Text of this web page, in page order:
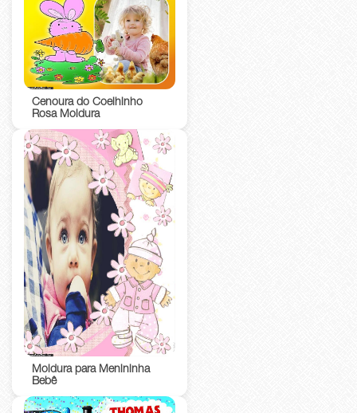
Cenoura do Coelhinho
Rosa Moldura
Moldura para Menininha
Bebê